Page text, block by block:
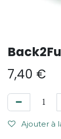
7,40 €
Ajouter à